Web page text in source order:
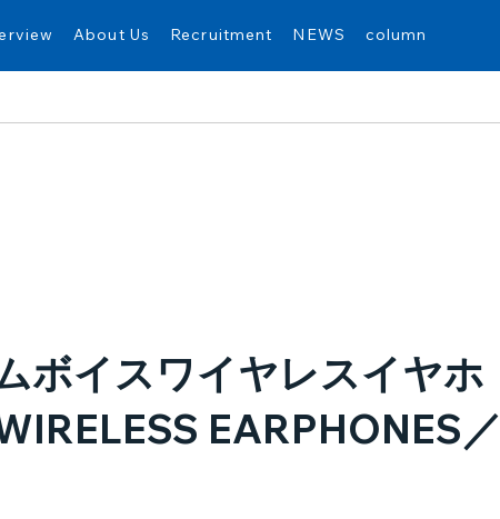
About Us Recruitment NEWS column
ボイスワイヤレスイヤホ
EARPHONES／